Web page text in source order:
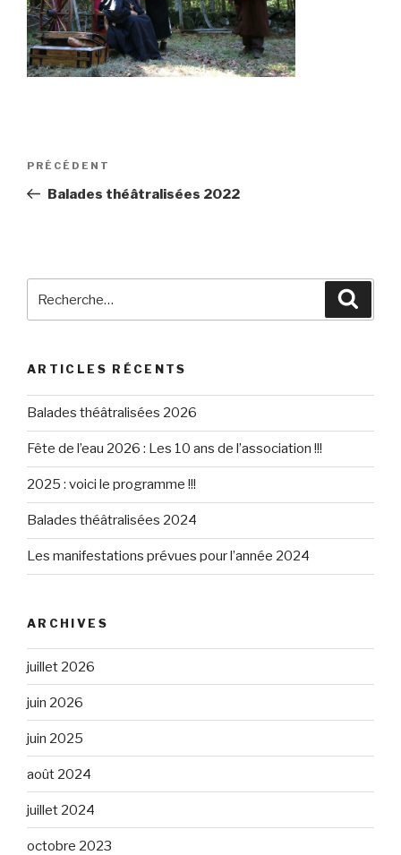
Navigation
l’article
Article
précédent
PRÉCÉDENT
Balades théâtralisées 2022
pour
ARTICLES RÉCENTS
Balades théâtralisées 2026
Fête de l’eau 2026 : Les 10 ans de l’association !!!
2025 : voici le programme !!!
Balades théâtralisées 2024
Les manifestations prévues pour l’année 2024
ARCHIVES
juillet 2026
juin 2026
juin 2025
août 2024
juillet 2024
octobre 2023